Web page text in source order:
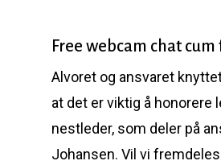
Free webcam chat
Alvoret og ansvaret
at det er viktig å honorere
nestleder, som deler på
Johansen. Vil vi